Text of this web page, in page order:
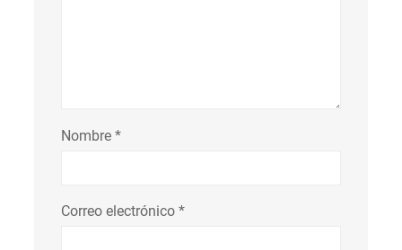
Nombre *
Correo electrónico *